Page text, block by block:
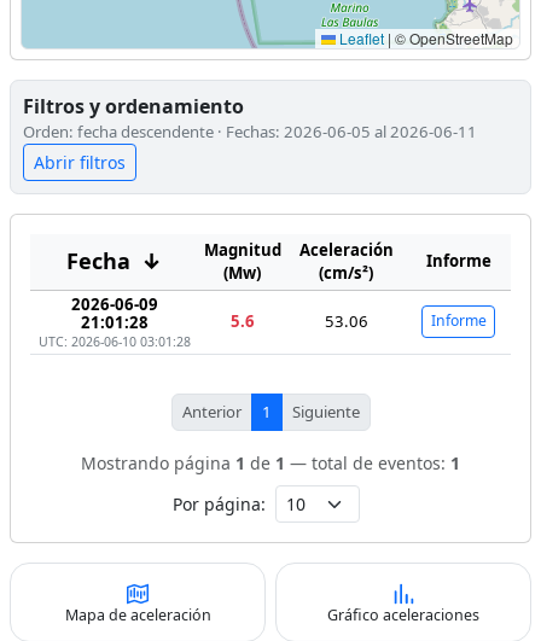
Leaflet | © OpenStreetMap
Filtros y ordenamiento
Orden: fecha descendente · Fechas: 2026-06-05 al 2026-06-11
Abrir filtros
Fecha ↓
Magnitud
(Mw)
Aceleración
(cm/s²)
Informe
2026-06-09
21:01:28
UTC: 2026-06-10 03:01:28
5.6 53.06 Informe
Anterior 1 Siguiente
Mostrando página 1 de 1 — total de eventos: 1
Por página:
Mapa de aceleración Gráfico aceleraciones